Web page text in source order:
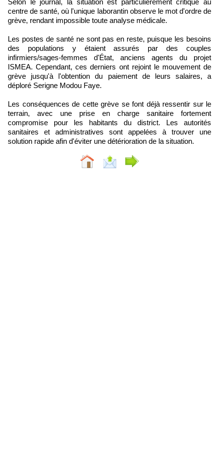
Selon le journal, la situation est particulièrement critique au
centre de santé, où l'unique laborantin observe le mot d'ordre de
grève, rendant impossible toute analyse médicale.
Les postes de santé ne sont pas en reste, puisque les besoins
des populations y étaient assurés par des couples
infirmiers/sages-femmes d'État, anciens agents du projet
ISMEA. Cependant, ces derniers ont rejoint le mouvement de
grève jusqu'à l'obtention du paiement de leurs salaires, a
déploré Serigne Modou Faye.
Les conséquences de cette grève se font déjà ressentir sur le
terrain, avec une prise en charge sanitaire fortement
compromise pour les habitants du district. Les autorités
sanitaires et administratives sont appelées à trouver une
solution rapide afin d'éviter une détérioration de la situation.